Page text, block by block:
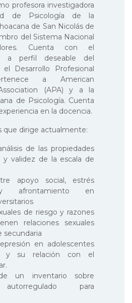
profesora investigadora
de Psicología de la
de San Nicolás de
del Sistema Nacional
Cuenta con el
a perfil deseable del
Desarrollo Profesional
a American
(APA) y a la
de Psicología. Cuenta
en la docencia.
que dirige actualmente:
de las propiedades
y validez de la escala de
apoyo social, estrés
afrontamiento en
de riesgo y razones
relaciones sexuales
secundaria
en adolescentes
y su relación con el
un inventario sobre
autorregulado para